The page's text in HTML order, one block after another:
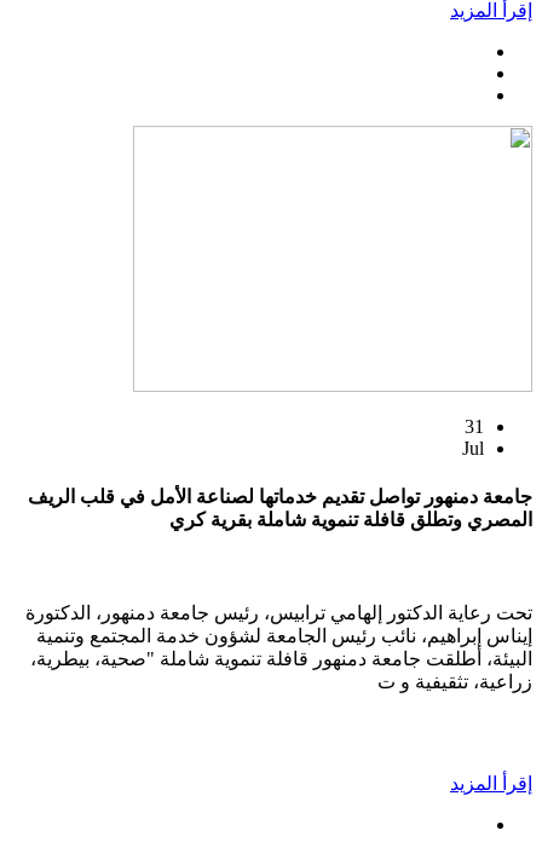
إقرأ المزيد
31
Jul
جامعة دمنهور تواصل تقديم خدماتها لصناعة الأمل في قلب الريف
المصري وتطلق قافلة تنموية شاملة بقرية كري
تحت رعاية الدكتور إلهامي ترابيس، رئيس جامعة دمنهور، الدكتورة
إيناس إبراهيم، نائب رئيس الجامعة لشؤون خدمة المجتمع وتنمية
البيئة، أطلقت جامعة دمنهور قافلة تنموية شاملة "صحية، بيطرية،
زراعية، تثقيفية و ت
إقرأ المزيد